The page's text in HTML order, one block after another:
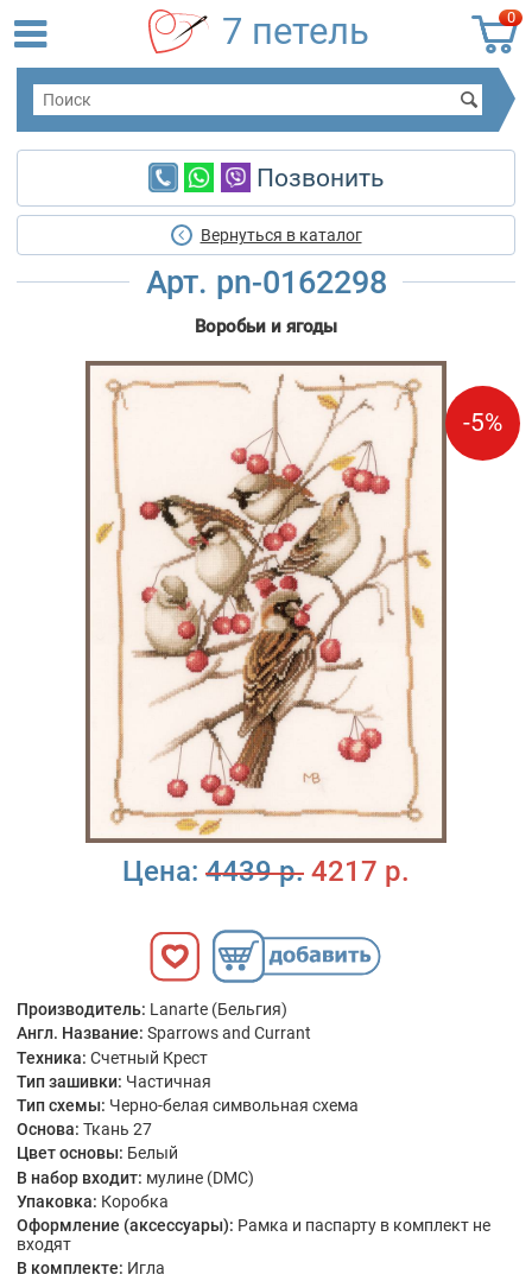
0
7 петель
Позвонить
Вернуться в каталог
Арт. pn-0162298
Воробьи и ягоды
-5%
Цена: 4439 р. 4217 р.
Производитель: Lanarte (Бельгия)
Англ. Название: Sparrows and Currant
Техника: Счетный Крест
Тип зашивки: Частичная
Тип схемы: Черно-белая символьная схема
Основа: Ткань 27
Цвет основы: Белый
В набор входит: мулине (DMC)
Упаковка: Коробка
Оформление (аксессуары): Рамка и паспарту в комплект не
входят
В комплекте: Игла